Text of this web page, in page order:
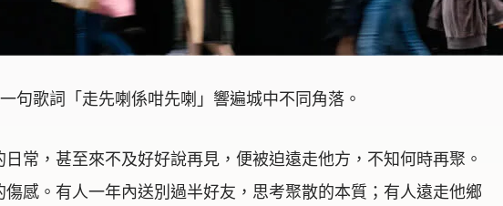
句歌詞「走先喇係咁先喇」響遍城中不同角落。
常，甚至來不及好好說再見，便被迫遠走他方，不知何時再聚。
感。有人一年內送別過半好友，思考聚散的本質；有人遠走他鄉